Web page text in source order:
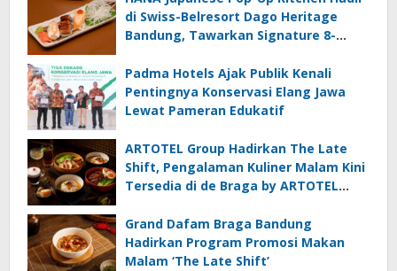
di Swiss-Belresort Dago Heritage
Bandung, Tawarkan Signature 8-
Padma Hotels Ajak Publik Kenali
Pentingnya Konservasi Elang Jawa
Lewat Pameran Edukatif
ARTOTEL Group Hadirkan The Late
Shift, Pengalaman Kuliner Malam Kini
Tersedia di de Braga by ARTOTEL
Grand Dafam Braga Bandung
Hadirkan Program Promosi Makan
Malam ‘The Late Shift’